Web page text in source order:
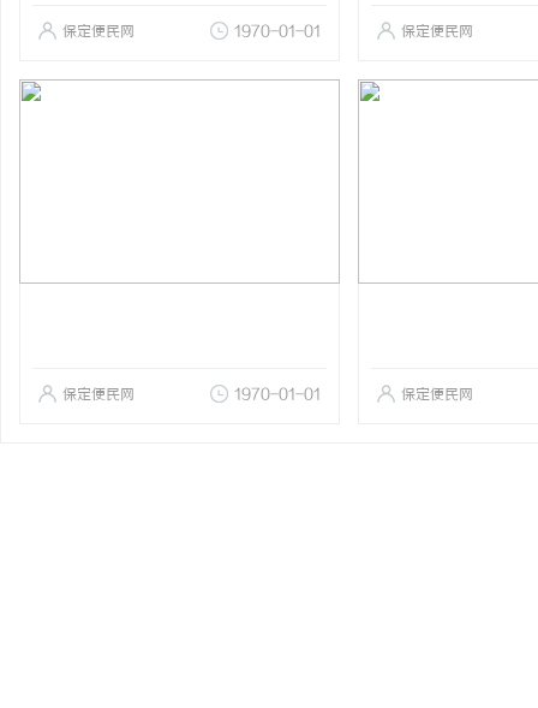
保定便民网 1970-01-01 保定便民网
保定便民网 1970-01-01 保定便民网